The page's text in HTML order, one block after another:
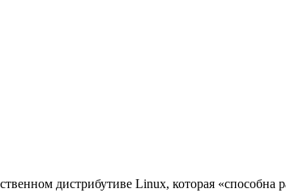
дистрибутиве Linux, которая «способна